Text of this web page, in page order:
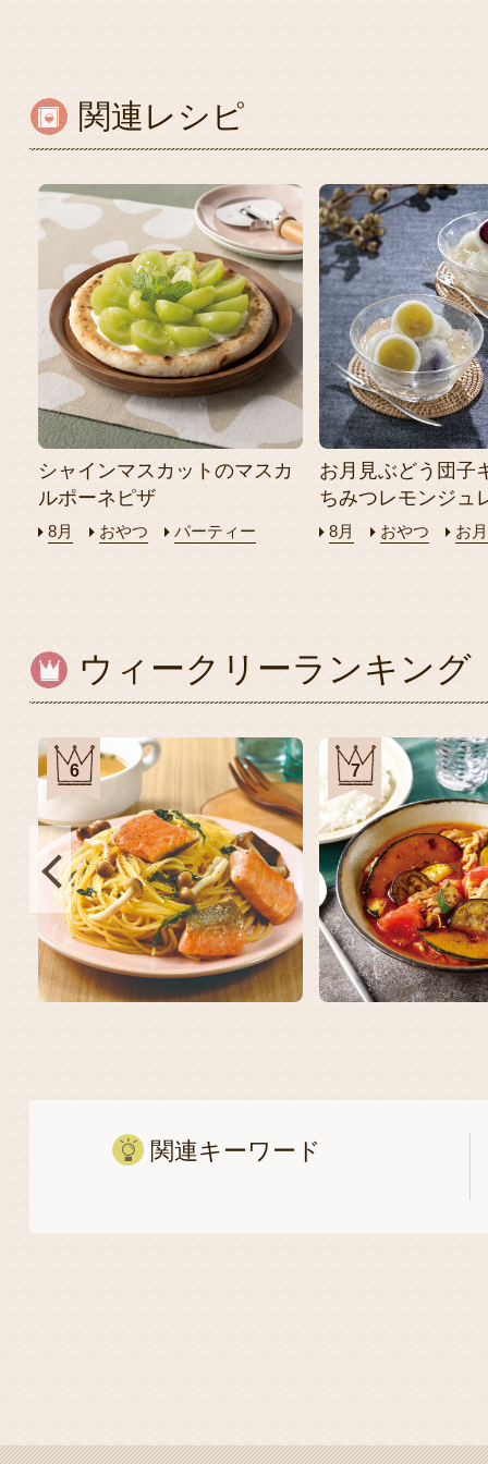
関連レシピ
シャインマスカットのマスカ
ルポーネピザ
8月 おやつ パーティー
お月見ぶどう団子
ちみつレモンジュ
8月 おやつ お
ウィークリーランキング
6 7
関連キーワード